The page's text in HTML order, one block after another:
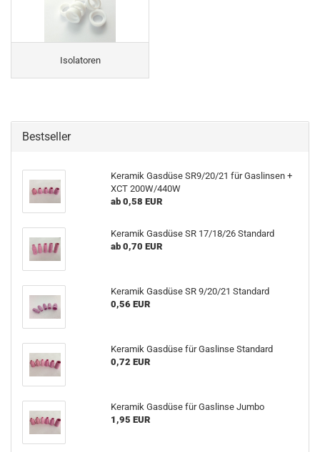
Isolatoren
Bestseller
Keramik Gasdüse SR9/20/21 für Gaslinsen +
XCT 200W/440W
ab 0,58 EUR
Keramik Gasdüse SR 17/18/26 Standard
ab 0,70 EUR
Keramik Gasdüse SR 9/20/21 Standard
0,56 EUR
Keramik Gasdüse für Gaslinse Standard
0,72 EUR
Keramik Gasdüse für Gaslinse Jumbo
1,95 EUR